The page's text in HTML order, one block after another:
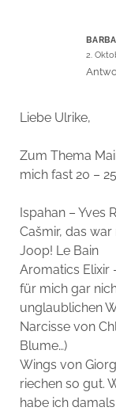
2.
Liebe Ulrike,
Zum Thema
mich fast 20 –
Ispahan – Yves
Cašmir, das
Joop! Le Bain
Aromatics Elixir
für mich gar
unglaublichen
Narcisse von
Blume…)
Wings von
riechen so gut.
habe ich